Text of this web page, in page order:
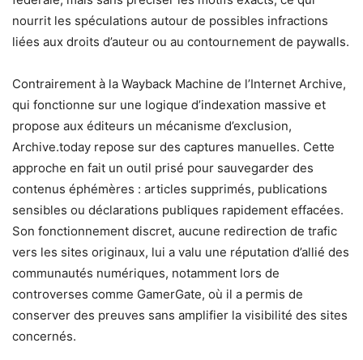
nourrit les spéculations autour de possibles infractions
liées aux droits d’auteur ou au contournement de paywalls.
Contrairement à la Wayback Machine de l’Internet Archive,
qui fonctionne sur une logique d’indexation massive et
propose aux éditeurs un mécanisme d’exclusion,
Archive.today repose sur des captures manuelles. Cette
approche en fait un outil prisé pour sauvegarder des
contenus éphémères : articles supprimés, publications
sensibles ou déclarations publiques rapidement effacées.
Son fonctionnement discret, aucune redirection de trafic
vers les sites originaux, lui a valu une réputation d’allié des
communautés numériques, notamment lors de
controverses comme GamerGate, où il a permis de
conserver des preuves sans amplifier la visibilité des sites
concernés.